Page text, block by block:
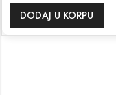
DODAJ U KORPU